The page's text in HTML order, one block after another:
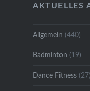
AKTUELLES
Allgemein (440)
Badminton (19)
Dance Fitness(27)